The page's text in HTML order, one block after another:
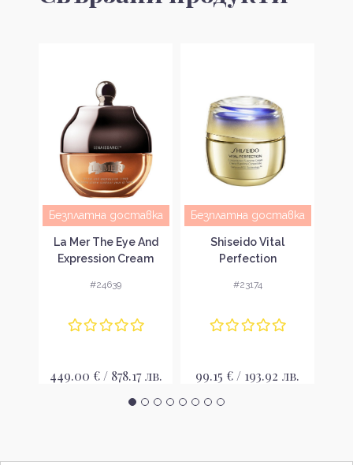
Безплатна доставка
La Mer The Eye And
Expression Cream
около очите и
#24639
449.00 € / 878.17 лв.
Безплатна доставка
Shiseido Vital
Perfection
Supreme Cream Крем
#23174
99.15 € / 193.92 лв.